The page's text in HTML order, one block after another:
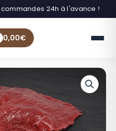
24h à l'avance !
0,00€